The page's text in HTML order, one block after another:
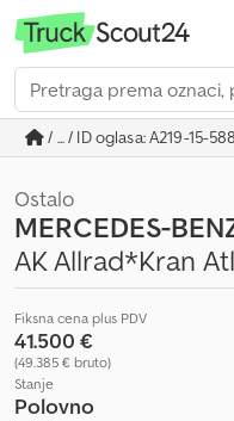
/ ... / ID oglasa: A219-15-588
Ostalo
MERCEDES-
AK Allrad*Kran
Fiksna cena plus PDV
41.500 €
(49.385 € bruto)
Stanje
Polovno